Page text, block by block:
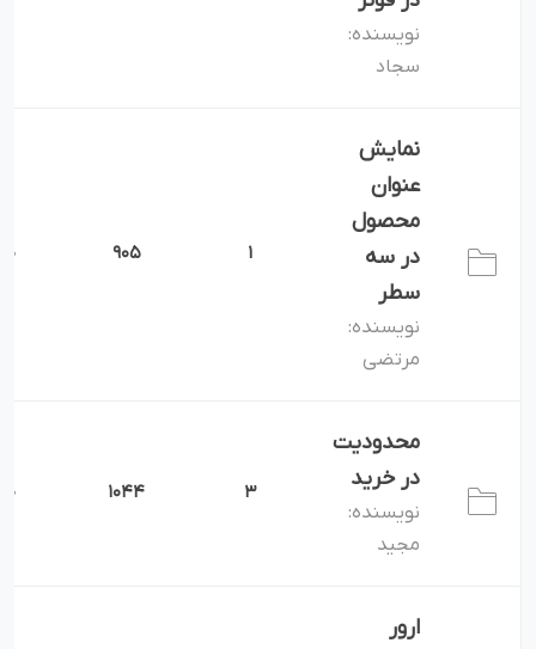
نویسنده:
سجاد
نمایش
عنوان
محصول
در سه
سطر
نویسنده:
مرتضی
1
905
0
محدودیت
در خرید
نویسنده:
مجید
3
1044
0
ارور